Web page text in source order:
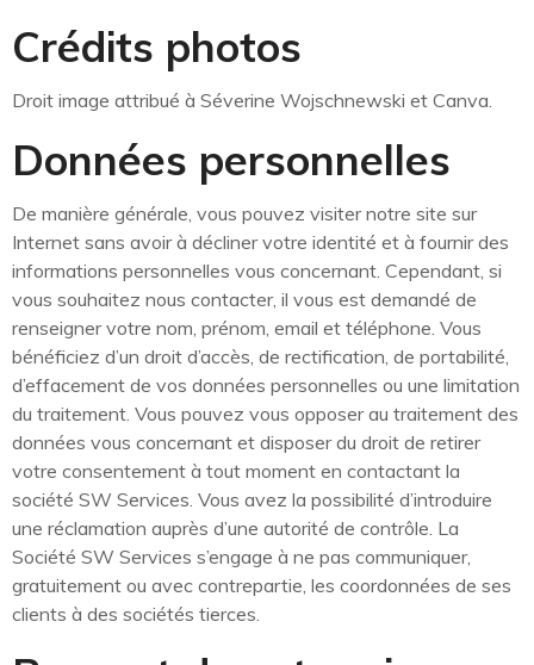
Crédits photos
Droit image attribué à Séverine Wojschnewski et Canva.
Données personnelles
De manière générale, vous pouvez visiter notre site sur
Internet sans avoir à décliner votre identité et à fournir des
informations personnelles vous concernant. Cependant, si
vous souhaitez nous contacter, il vous est demandé de
renseigner votre nom, prénom, email et téléphone. Vous
bénéficiez d’un droit d’accès, de rectification, de portabilité,
d’effacement de vos données personnelles ou une limitation
du traitement. Vous pouvez vous opposer au traitement des
données vous concernant et disposer du droit de retirer
votre consentement à tout moment en contactant la
société SW Services. Vous avez la possibilité d’introduire
une réclamation auprès d’une autorité de contrôle. La
Société SW Services s’engage à ne pas communiquer,
gratuitement ou avec contrepartie, les coordonnées de ses
clients à des sociétés tierces.